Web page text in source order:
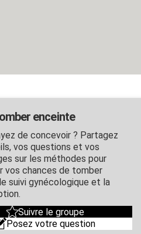
enceinte
de concevoir ? Partagez
vos questions et vos
sur les méthodes pour
vos chances de tomber
suivi gynécologique et la
Suivre le groupe
Posez votre question